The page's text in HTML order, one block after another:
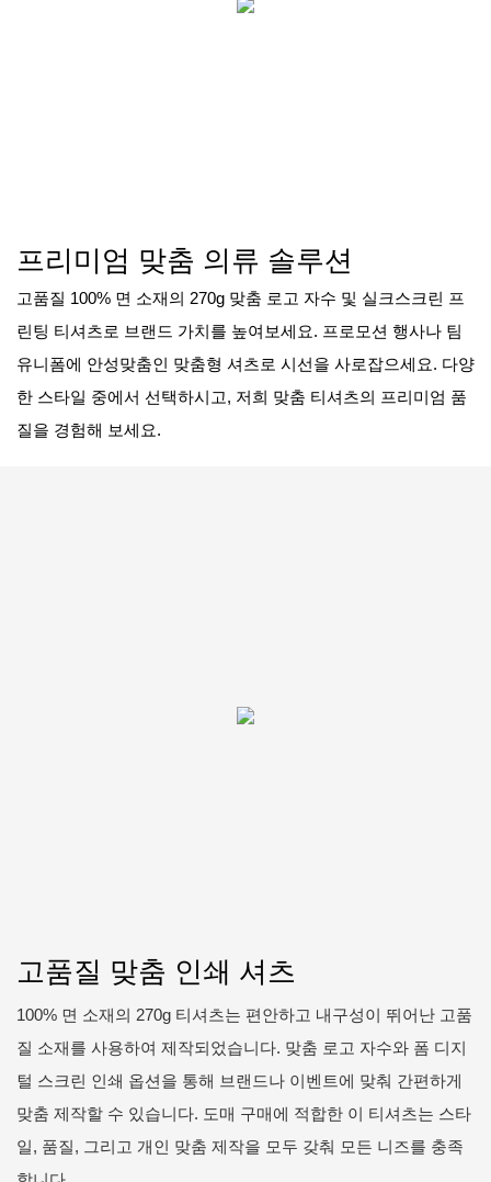
프리미엄 맞춤 의류 솔루션
고품질 100% 면 소재의 270g 맞춤 로고 자수 및 실크스크린 프
린팅 티셔츠로 브랜드 가치를 높여보세요. 프로모션 행사나 팀
유니폼에 안성맞춤인 맞춤형 셔츠로 시선을 사로잡으세요. 다양
한 스타일 중에서 선택하시고, 저희 맞춤 티셔츠의 프리미엄 품
질을 경험해 보세요.
고품질 맞춤 인쇄 셔츠
100% 면 소재의 270g 티셔츠는 편안하고 내구성이 뛰어난 고품
질 소재를 사용하여 제작되었습니다. 맞춤 로고 자수와 폼 디지
털 스크린 인쇄 옵션을 통해 브랜드나 이벤트에 맞춰 간편하게
맞춤 제작할 수 있습니다. 도매 구매에 적합한 이 티셔츠는 스타
일, 품질, 그리고 개인 맞춤 제작을 모두 갖춰 모든 니즈를 충족